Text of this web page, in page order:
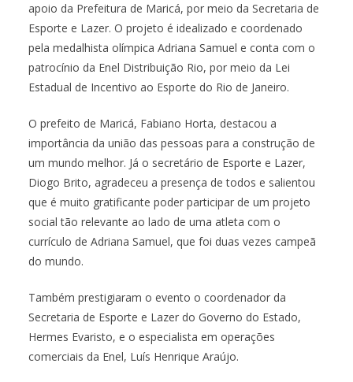
apoio da Prefeitura de Maricá, por meio da Secretaria de
Esporte e Lazer. O projeto é idealizado e coordenado
pela medalhista olímpica Adriana Samuel e conta com o
patrocínio da Enel Distribuição Rio, por meio da Lei
Estadual de Incentivo ao Esporte do Rio de Janeiro.
O prefeito de Maricá, Fabiano Horta, destacou a
importância da união das pessoas para a construção de
um mundo melhor. Já o secretário de Esporte e Lazer,
Diogo Brito, agradeceu a presença de todos e salientou
que é muito gratificante poder participar de um projeto
social tão relevante ao lado de uma atleta com o
currículo de Adriana Samuel, que foi duas vezes campeã
do mundo.
Também prestigiaram o evento o coordenador da
Secretaria de Esporte e Lazer do Governo do Estado,
Hermes Evaristo, e o especialista em operações
comerciais da Enel, Luís Henrique Araújo.